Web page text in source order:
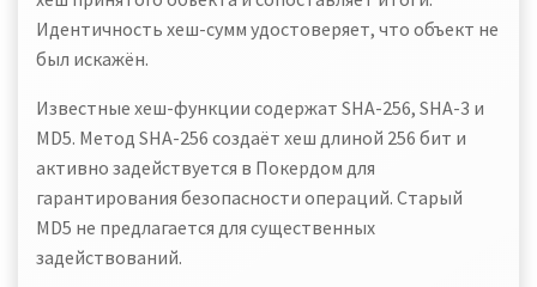
Идентичность хеш-сумм удостоверяет, что объект не
был искажён.
Известные хеш-функции содержат SHA-256, SHA-3 и
MD5. Метод SHA-256 создаёт хеш длиной 256 бит и
активно задействуется в Покердом для
гарантирования безопасности операций. Старый
MD5 не предлагается для существенных
задействований.